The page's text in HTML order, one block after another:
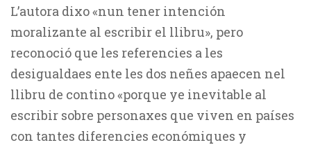
L’autora dixo «nun tener intención
moralizante al escribir el llibru», pero
reconoció que les referencies a les
desigualdaes ente les dos neñes apaecen nel
llibru de contino «porque ye inevitable al
escribir sobre personaxes que viven en países
con tantes diferencies económiques y